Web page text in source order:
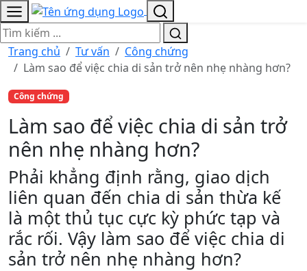
Trang chủ Tư vấn
Công chứng
Làm sao để việc chia di sản trở nên nhẹ nhàng hơn?
Công chứng
Làm sao để việc chia di sản trở
nên nhẹ nhàng hơn?
Phải khẳng định rằng, giao dịch
liên quan đến chia di sản thừa kế
là một thủ tục cực kỳ phức tạp và
rắc rối. Vậy làm sao để việc chia di
sản trở nên nhẹ nhàng hơn?